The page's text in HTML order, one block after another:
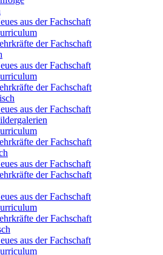
aus der Fachschaft
der Fachschaft
aus der Fachschaft
der Fachschaft
aus der Fachschaft
der Fachschaft
aus der Fachschaft
der Fachschaft
aus der Fachschaft
der Fachschaft
aus der Fachschaft